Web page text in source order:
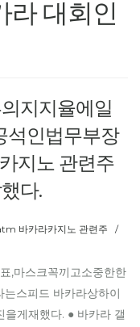
대회인
지지율에일
석인법무부장
지노 관련주
다.
바카라카지노 관련주 /
,마스크꼭끼고소중한한
스피드 바카라상하이
게재했다. ● 바카라 갤